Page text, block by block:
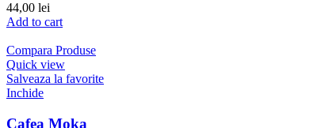
44,00 lei
Add to cart
Compara Produse
Quick view
Salveaza la favorite
Inchide
Cafea Moka